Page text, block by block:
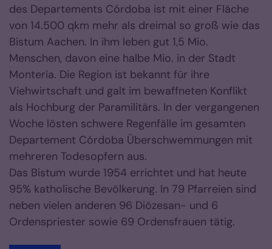
des Departements Córdoba ist mit einer Fläche
von 14.500 qkm mehr als dreimal so groß wie das
Bistum Aachen. In ihm leben gut 1,5 Mio.
Menschen, davon eine halbe Mio. in der Stadt
Montería. Die Region ist bekannt für ihre
Viehwirtschaft und galt im bewaffneten Konflikt
als Hochburg der Paramilitärs. In der vergangenen
Woche lösten schwere Regenfälle im gesamten
Departement Córdoba Überschwemmungen mit
mehreren Todesopfern aus.
Das Bistum wurde 1954 errichtet und hat heute
95% katholische Bevölkerung. In 79 Pfarreien sind
neben vielen anderen 96 Diözesan- und 6
Ordenspriester sowie 69 Ordensfrauen tätig.